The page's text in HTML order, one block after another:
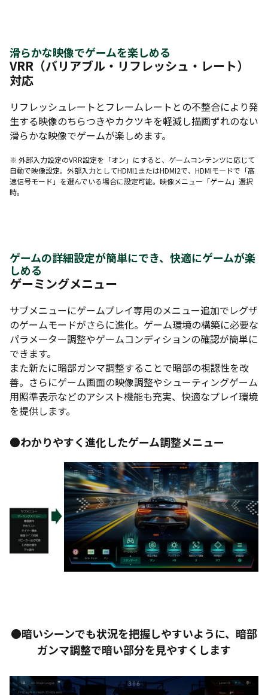
滑らかな映像でゲームを楽しめる
VRR（バリアブル・リフレッシュ・レート）
対応
リフレッシュレートとフレームレートとの不整合により発
生する映像のちらつきやカクツキを軽減し描画ずれのない
滑らかな映像でゲームが楽しめます。
※ 外部入力設定のVRR設定を「オン」にすると、ゲームコンテンツに応じて
自動で映像設定。外部入力としてHDMI1またはHDMI2で、HDMIモードで「高
速信号モード」を選んでいる場合に設定可能。映像メニュー「ゲーム」選択
時。
ゲームの詳細設定が簡単にでき、快適にゲームが楽
しめる
ゲーミングメニュー
サブメニューにゲームプレイ専用のメニュー追加でレグザ
のゲームモードがさらに進化。ゲーム環境の構築に必要な
パラメーター調整やゲームコンディションの確認が簡単に
できます。
また新たに暗部ガンマ調整することで暗部の視認性を改
善。さらにゲーム画面の映像調整やシューティングゲーム
用照準表示などのアシスト機能も充実、快適なプレイ環境
を提供します。
●わかりやすく進化したゲーム調整メニュー
●暗いシーンでも状況を把握しやすいように、暗部
ガンマ調整で暗い部分を見やすくします